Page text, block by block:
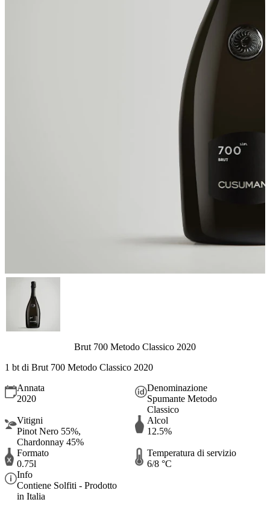
Brut 700 Metodo Classico 2020
1 bt di Brut 700 Metodo Classico 2020
Annata
2020
Denominazione
Spumante Metodo
Classico
Vitigni
Pinot Nero 55%,
Chardonnay 45%
Alcol
12.5%
Formato
0.75l
Temperatura di servizio
6/8 °C
Info
Contiene Solfiti - Prodotto
in Italia